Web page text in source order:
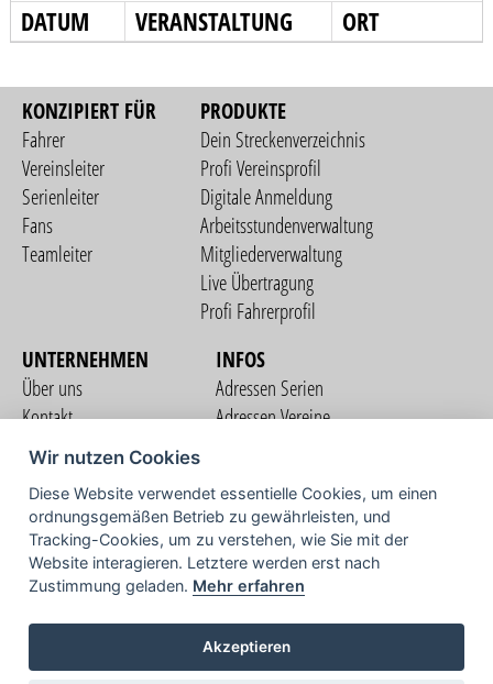
DATUM VERANSTALTUNG ORT
KONZIPIERT FÜR
Fahrer
Vereinsleiter
Serienleiter
Fans
Teamleiter
PRODUKTE
Dein Streckenverzeichnis
Profi Vereinsprofil
Digitale Anmeldung
Arbeitsstundenverwaltung
Mitgliederverwaltung
Live Übertragung
Profi Fahrerprofil
UNTERNEHMEN
Über uns
Kontakt
Nutzungsbedingungen
Datenschutzerklärung
Impressum
INFOS
Adressen Serien
Adressen Vereine
COMMUNITY
TV
Wir nutzen Cookies
Diese Website verwendet essentielle Cookies, um einen
ordnungsgemäßen Betrieb zu gewährleisten, und
Tracking-Cookies, um zu verstehen, wie Sie mit der
Website interagieren. Letztere werden erst nach
Zustimmung geladen. Mehr erfahren
Akzeptieren